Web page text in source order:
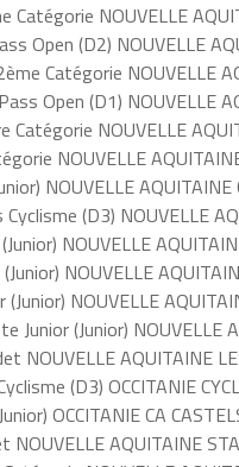
Catégorie NOUVELLE
Open (D2) NOUVELLE
Catégorie NOUVELLE
Open (D1) NOUVELLE
Catégorie NOUVELLE
NOUVELLE
NOUVELLE
(D3) NOUVELLE
NOUVELLE
NOUVELLE
(Junior) NOUVELLE
Junior (Junior) NOUVELLE
NOUVELLE AQUITAINE
(D3) OCCITANIE
OCCITANIE CA
NOUVELLE AQUITAINE